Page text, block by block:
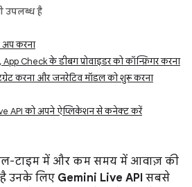
उपलब्ध है
अप करना
Check के डीबग प्रोवाइडर को कॉन्फ़िगर करना
करना और जनरेटिव मॉडल को शुरू करना
API को अपने ऐप्लिकेशन से कनेक्ट करें
टाइम में और कम समय में आवाज़ की
उनके लिए Gemini Live API सबसे